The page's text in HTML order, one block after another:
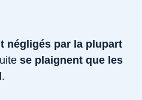
négligés par la plupart
se plaignent que les
.